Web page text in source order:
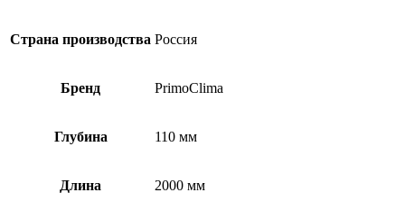
Страна производства Россия
Бренд PrimoClima
Глубина 110 мм
Длина 2000 мм